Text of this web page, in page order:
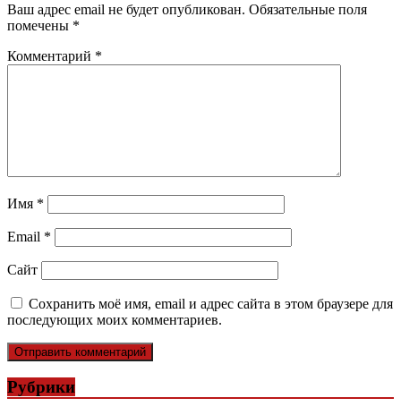
Ваш адрес email не будет опубликован. Обязательные поля
помечены *
Комментарий *
Имя *
Email *
Сайт
Сохранить моё имя, email и адрес сайта в этом браузере для
последующих моих комментариев.
Рубрики